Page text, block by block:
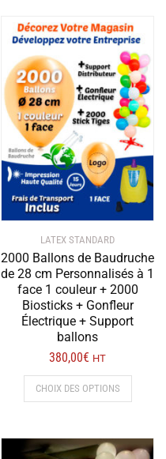
page
du
produit
LATEX STANDARD
2000 Ballons de Baudruche
de 28 cm Personnalisés à 1
face 1 couleur + 2000
Biosticks + Gonfleur
Électrique + Support
ballons
380,00€ HT
CHOIX DES OPTIONS
Ce